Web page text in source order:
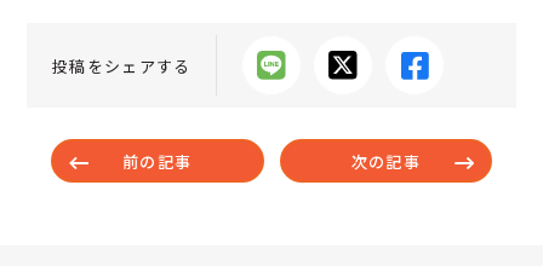
投稿をシェアする
前の記事 次の記事